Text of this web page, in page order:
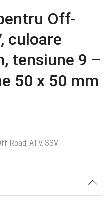
Off-
culoare
tensiune 9 –
50 x 50 mm
Road, ATV, SSV